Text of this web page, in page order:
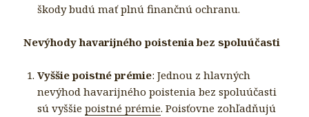
škody budú mať plnú finančnú ochranu.
Nevýhody havarijného poistenia bez spoluúčasti
Vyššie poistné prémie: Jednou z hlavných
nevýhod havarijného poistenia bez spoluúčasti
sú vyššiepoistné prémie. Poisťovne zohľadňujú